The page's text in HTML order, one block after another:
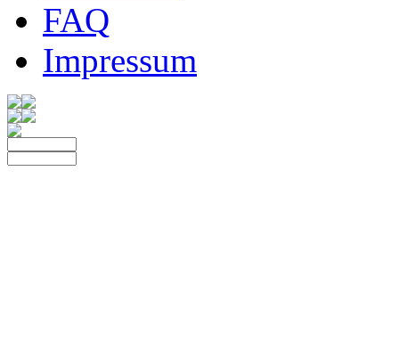
FAQ
Impressum